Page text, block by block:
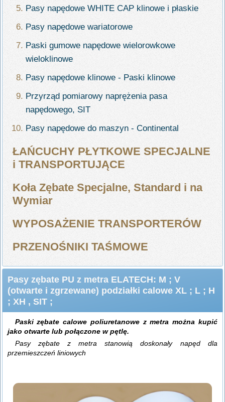
Pasy napędowe WHITE CAP klinowe i płaskie
Pasy napędowe wariatorowe
Paski gumowe napędowe wielorowkowe
wieloklinowe
Pasy napędowe klinowe - Paski klinowe
Przyrząd pomiarowy naprężenia pasa
napędowego, SIT
Pasy napędowe do maszyn - Continental
ŁAŃCUCHY PŁYTKOWE SPECJALNE
i TRANSPORTUJĄCE
Koła Zębate Specjalne, Standard i na
Wymiar
WYPOSAŻENIE TRANSPORTERÓW
PRZENOŚNIKI TAŚMOWE
Pasy zębate PU z metra ELATECH: M ; V
(otwarte i zgrzewane) podziałki calowe XL ; L ; H
; XH , SIT ;
Paski zębate calowe poliuretanowe z metra można kupić
jako otwarte lub połączone w pętlę.
Pasy zębate z metra stanowią doskonały napęd dla
przemieszczeń liniowych